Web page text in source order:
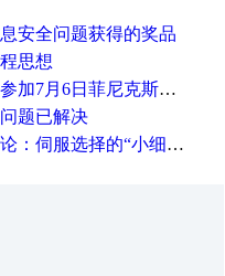
安全问题获得的奖品
思想
6日菲尼克斯在线研讨会即得
题已解决
选择的“小细节大学问”奖励公告